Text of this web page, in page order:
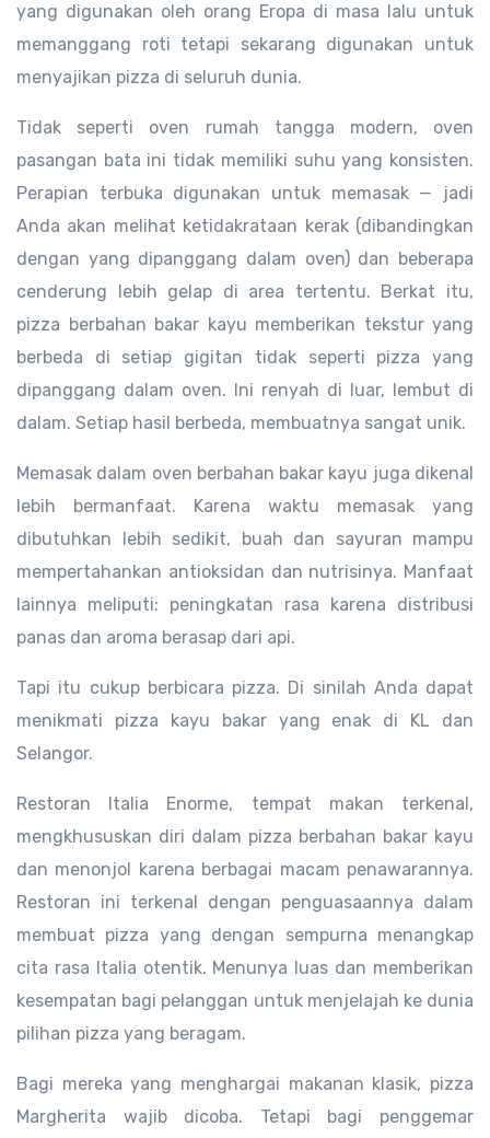
yang digunakan oleh orang Eropa di masa lalu untuk
memanggang roti tetapi sekarang digunakan untuk
menyajikan pizza di seluruh dunia.
Tidak seperti oven rumah tangga modern, oven
pasangan bata ini tidak memiliki suhu yang konsisten.
Perapian terbuka digunakan untuk memasak — jadi
Anda akan melihat ketidakrataan kerak (dibandingkan
dengan yang dipanggang dalam oven) dan beberapa
cenderung lebih gelap di area tertentu. Berkat itu,
pizza berbahan bakar kayu memberikan tekstur yang
berbeda di setiap gigitan tidak seperti pizza yang
dipanggang dalam oven. Ini renyah di luar, lembut di
dalam. Setiap hasil berbeda, membuatnya sangat unik.
Memasak dalam oven berbahan bakar kayu juga dikenal
lebih bermanfaat. Karena waktu memasak yang
dibutuhkan lebih sedikit, buah dan sayuran mampu
mempertahankan antioksidan dan nutrisinya. Manfaat
lainnya meliputi: peningkatan rasa karena distribusi
panas dan aroma berasap dari api.
Tapi itu cukup berbicara pizza. Di sinilah Anda dapat
menikmati pizza kayu bakar yang enak di KL dan
Selangor.
Restoran Italia Enorme, tempat makan terkenal,
mengkhususkan diri dalam pizza berbahan bakar kayu
dan menonjol karena berbagai macam penawarannya.
Restoran ini terkenal dengan penguasaannya dalam
membuat pizza yang dengan sempurna menangkap
cita rasa Italia otentik. Menunya luas dan memberikan
kesempatan bagi pelanggan untuk menjelajah ke dunia
pilihan pizza yang beragam.
Bagi mereka yang menghargai makanan klasik, pizza
Margherita wajib dicoba. Tetapi bagi penggemar